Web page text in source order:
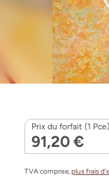
Prix du forfait (1
91,20 €
TVA comprise,plus frais